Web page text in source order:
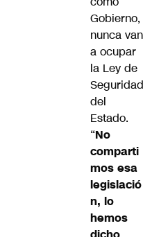
Gobierno,
nunca van
a ocupar
la Ley de
Seguridad
del
Estado.
“No
comparti
mos esa
legislació
n, lo
hemos